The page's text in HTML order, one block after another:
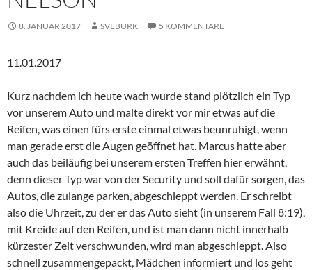
8. JANUAR 2017 SVEBURK 5 KOMMENTARE
11.01.2017
Kurz nachdem ich heute wach wurde stand plötzlich ein Typ
vor unserem Auto und malte direkt vor mir etwas auf die
Reifen, was einen fürs erste einmal etwas beunruhigt, wenn
man gerade erst die Augen geöffnet hat. Marcus hatte aber
auch das beiläufig bei unserem ersten Treffen hier erwähnt,
denn dieser Typ war von der Security und soll dafür sorgen, das
Autos, die zulange parken, abgeschleppt werden. Er schreibt
also die Uhrzeit, zu der er das Auto sieht (in unserem Fall 8:19),
mit Kreide auf den Reifen, und ist man dann nicht innerhalb
kürzester Zeit verschwunden, wird man abgeschleppt. Also
schnell zusammengepackt, Mädchen informiert und los geht